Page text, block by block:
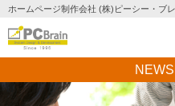
ホームページ制作会社 (株)ピーシー・ブ